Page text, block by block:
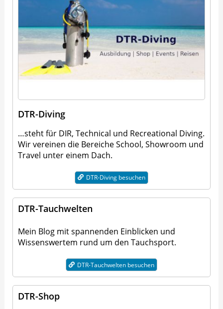
DTR-Diving
…steht für DIR, Technical und Recreational Diving.
Wir vereinen die Bereiche School, Showroom und
Travel unter einem Dach.
DTR-Diving besuchen
DTR-Tauchwelten
Mein Blog mit spannenden Einblicken und
Wissenswertem rund um den Tauchsport.
DTR-Tauchwelten besuchen
DTR-Shop